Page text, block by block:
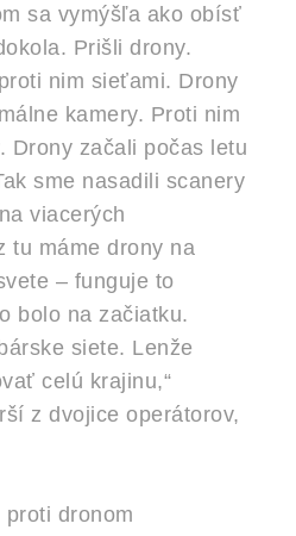
sa vymýšľa ako obísť
Prišli drony.
nim sieťami. Drony
kamery. Proti nim
Drony začali počas letu
sme nasadili scanery
viacerých
tu máme drony na
– funguje to
bolo na začiatku.
siete. Lenže
celú krajinu,“
z dvojice operátorov,